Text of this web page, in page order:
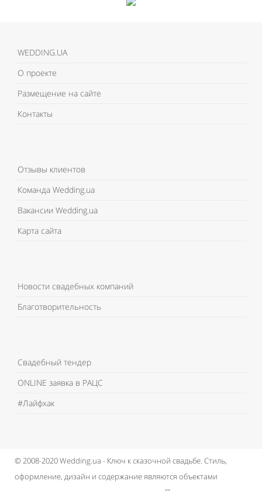
WEDDING.UA
О проекте
Размещение на сайте
Контакты
Отзывы клиентов
Команда Wedding.ua
Вакансии Wedding.ua
Карта сайта
Новости свадебных компаний
Благотворительность
Свадебный тендер
ONLINE заявка в РАЦС
#Лайфхак
© 2008-2020 Wedding.ua - Ключ к сказочной свадьбе. Стиль,
оформление, дизайн и содержание являются объектами